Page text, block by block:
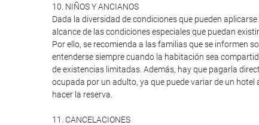
10. NIÑOS Y ANCIANOS
Dada la diversidad de condiciones que pueden
alcance de las condiciones especiales que puedan
Por ello, se recomienda a las familias que se informen
entenderse siempre cuando la habitación sea
de existencias limitadas. Además, hay que pagarla
ocupada por un adulto, ya que puede variar de un
hacer la reserva.
11. CANCELACIONES